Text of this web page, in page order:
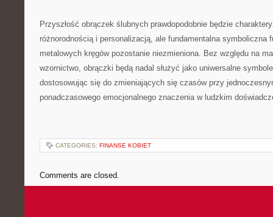
Przyszłość obrączek ślubnych prawdopodobnie będzie
różnorodnością i personalizacją, ale fundamentalna symboliczna
metalowych kręgów pozostanie niezmieniona. Bez względu na
wzornictwo, obrączki będą nadal służyć jako uniwersalne
dostosowując się do zmieniających się czasów przy
ponadczasowego emocjonalnego znaczenia w ludzkim
CATEGORIES: FINANSE KOBIET
Comments are closed.